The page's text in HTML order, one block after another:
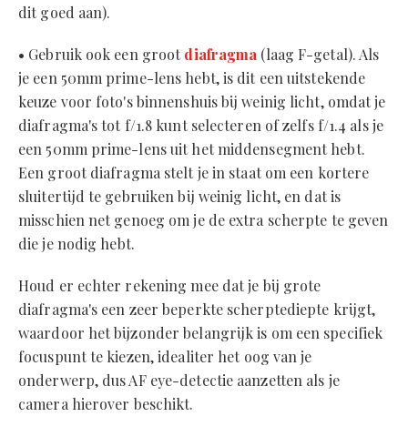
dit goed aan).
• Gebruik ook een groot diafragma (laag F-getal). Als
je een 50mm prime-lens hebt, is dit een uitstekende
keuze voor foto's binnenshuis bij weinig licht, omdat je
diafragma's tot f/1.8 kunt selecteren of zelfs f/1.4 als je
een 50mm prime-lens uit het middensegment hebt.
Een groot diafragma stelt je in staat om een ​​kortere
sluitertijd te gebruiken bij weinig licht, en dat is
misschien net genoeg om je de extra scherpte te geven
die je nodig hebt.
Houd er echter rekening mee dat je bij grote
diafragma's een zeer beperkte scherptediepte krijgt,
waardoor het bijzonder belangrijk is om een specifiek
focuspunt te kiezen, idealiter het oog van je
onderwerp, dus AF eye-detectie aanzetten als je
camera hierover beschikt.